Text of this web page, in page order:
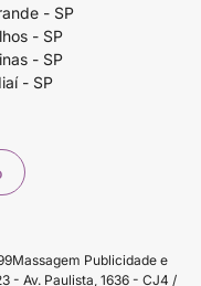
- SP
- SP
- SP
- SP
Publicidade e
- Av. Paulista, 1636 - CJ4 /